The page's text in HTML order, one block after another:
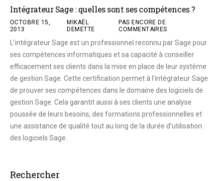
Intégrateur Sage : quelles sont ses compétences ?
OCTOBRE 15,
2013
MIKAËL
DEMETTE
PAS ENCORE DE
COMMENTAIRES
L’intégrateur Sage est un professionnel reconnu par Sage pour
ses compétences informatiques et sa capacité à conseiller
efficacement ses clients dans la mise en place de leur système
de gestion Sage. Cette certification permet à l’intégrateur Sage
de prouver ses compétences dans le domaine des logiciels de
gestion Sage. Cela garantit aussi à ses clients une analyse
poussée de leurs besoins, des formations professionnelles et
une assistance de qualité tout au long de la durée d’utilisation
des logiciels Sage.
Rechercher